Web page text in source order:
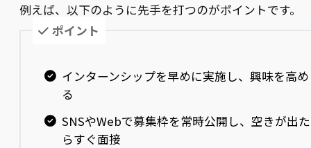
例えば、以下のように先手を打つのがポイントです。
ポイント
インターンシップを早めに実施し、興味を高め
る
SNSやWebで募集枠を常時公開し、空きが出た
らすぐ面接